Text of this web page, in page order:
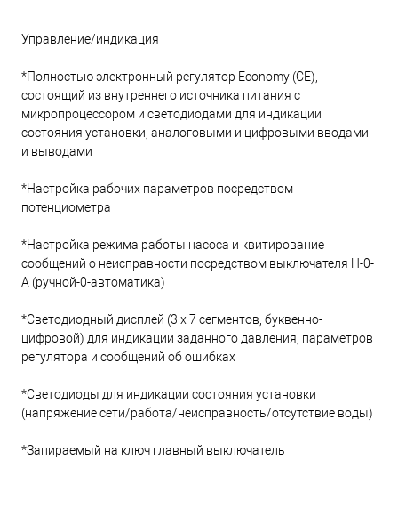
Управление/индикация
*Полностью электронный регулятор Economy (CE),
состоящий из внутреннего источника питания с
микропроцессором и светодиодами для индикации
состояния установки, аналоговыми и цифровыми вводами
и выводами
*Настройка рабочих параметров посредством
потенциометра
*Настройка режима работы насоса и квитирование
сообщений о неисправности посредством выключателя H-0-
A (ручной-0-автоматика)
*Светодиодный дисплей (3 х 7 сегментов, буквенно-
цифровой) для индикации заданного давления, параметров
регулятора и сообщений об ошибках
*Светодиоды для индикации состояния установки
(напряжение сети/работа/неисправность/отсутствие воды)
*Запираемый на ключ главный выключатель